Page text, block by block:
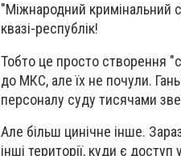
"Міжнародний
квазі-республік!
Тобто це просто створення
до МКС, але їх не почули.
персоналу суду тисячами
Але більш цинічне інше.
інші території, куди є